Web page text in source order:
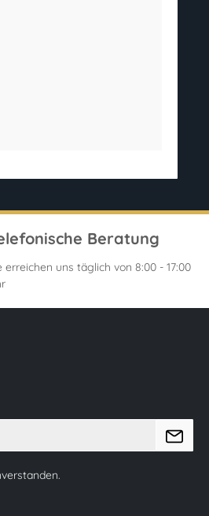
Beratung
erreichen uns täglich von 8:00 - 17:00